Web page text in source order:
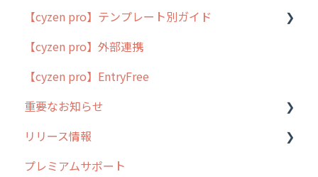
cyzen proの位置情報取得について
用語集
よくある質問
【cyzen pro】テンプレート別ガイド
ポスティング
ラウンダー
メンテナンス
外廻り営業
清掃
【cyzen pro】外部連携
【cyzen pro】EntryFree
重要なお知らせ
過去の重要なお知らせ
障害情報
リリース情報
リリース
プレミアムサポート